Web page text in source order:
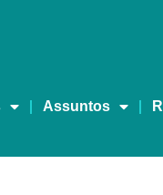
Assuntos